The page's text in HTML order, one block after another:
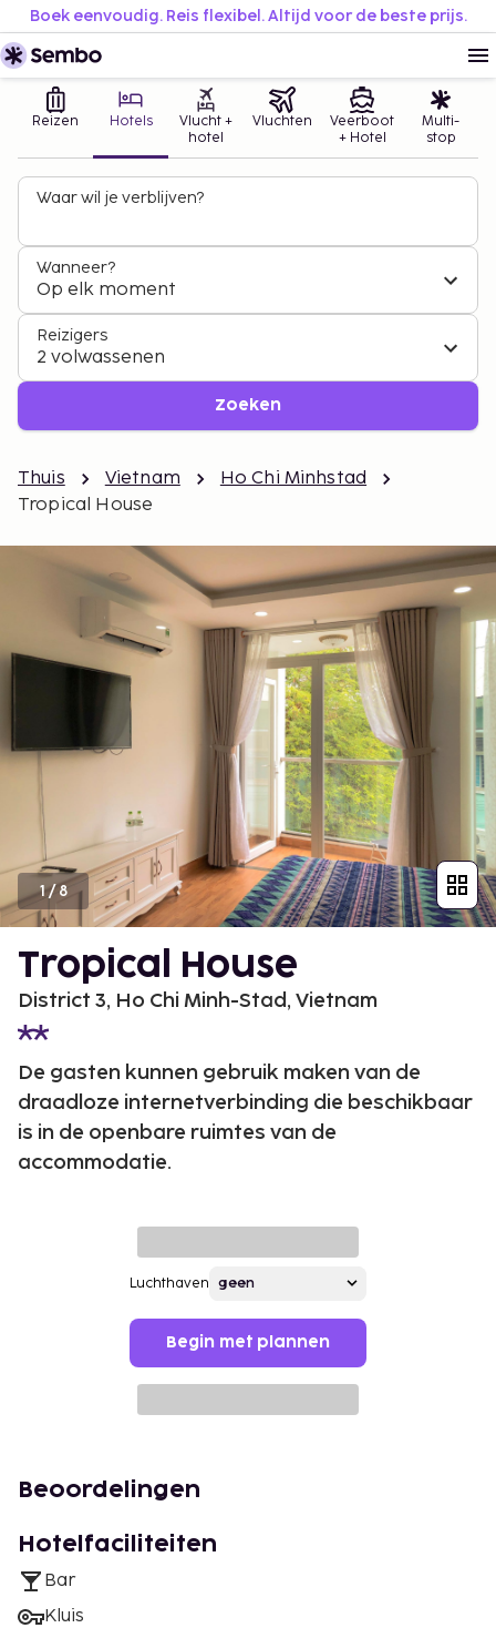
Boek eenvoudig. Reis flexibel. Altijd voor de beste prijs.
Reizen Hotels
Vlucht +
hotel
Vluchten
Veerboot
+ Hotel
Multi-
stop
Waar wil je verblijven?
Wanneer?
Op elk moment
Reizigers
2 volwassenen
Zoeken
Thuis Vietnam
Ho Chi Minhstad
Tropical House
1/8
Tropical House
District 3, Ho Chi Minh-Stad, Vietnam
De gasten kunnen gebruik maken van de
draadloze internetverbinding die beschikbaar
is in de openbare ruimtes van de
accommodatie.
Luchthaven
Begin met plannen
Beoordelingen
Hotelfaciliteiten
Bar
Kluis